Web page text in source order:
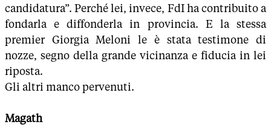
candidatura”. Perché lei, invece, FdI ha contribuito a
fondarla e diffonderla in provincia. E la stessa
premier Giorgia Meloni le è stata testimone di
nozze, segno della grande vicinanza e fiducia in lei
riposta.
Gli altri manco pervenuti.
Magath